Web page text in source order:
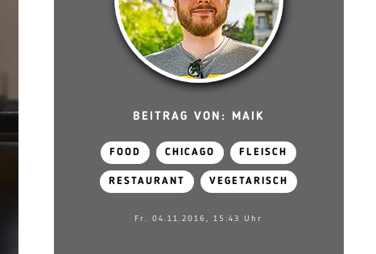
BEITRAG VON: MAIK
FOOD CHICAGO FLEISCH
RESTAURANT VEGETARISCH
Fr. 04.11.2016, 15:43 Uhr